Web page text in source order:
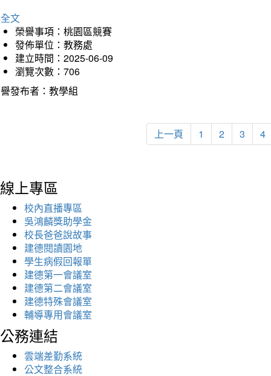
文
榮譽事項：桃園區競賽
發佈單位：教務處
建立時間：2025-06-09
瀏覽次數：706
發布者：教學組
上一頁 1 2 3 4
線上專區
校內直播專區
吳鴻麟獎助學金
校長爸爸說故事
建德閱讀園地
學生病假回報單
建德第一會議室
建德第二會議室
建德特殊會議室
輔導專用會議室
公務連結
雲端差勤系統
公文整合系統